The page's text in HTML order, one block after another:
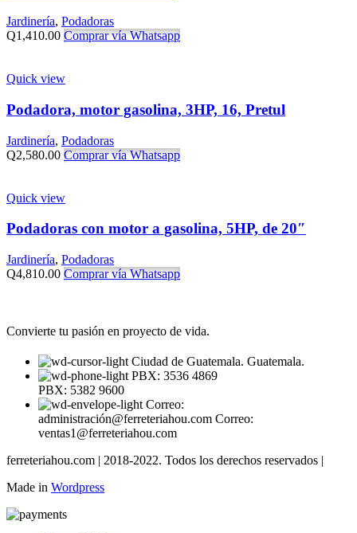
Jardinería, Podadoras
Q1,410.00 Comprar vía Whatsapp
Quick view
Podadora, motor gasolina, 3HP, 16, Pretul
Jardinería, Podadoras
Q2,580.00 Comprar vía Whatsapp
Quick view
Podadoras con motor a gasolina, 5HP, de 20″
Jardinería, Podadoras
Q4,810.00 Comprar vía Whatsapp
Convierte tu pasión en proyecto de vida.
Ciudad de Guatemala. Guatemala.
PBX: 3536 4869
PBX: 5382 9600
Correo:
administración@ferreteriahou.com Correo:
ventas1@ferreteriahou.com
ferreteriahou.com | 2018-2022. Todos los derechos reservados |
Made in Wordpress